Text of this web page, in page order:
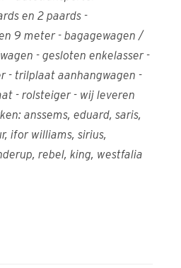
en 2 paards -
9 meter - bagagewagen /
- gesloten enkelasser -
- trilplaat aanhangwagen -
- rolsteiger - wij leveren
anssems, eduard, saris,
ifor williams, sirius,
rebel, king, westfalia